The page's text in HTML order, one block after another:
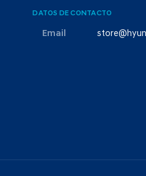
DATOS DE CONTACTO
Email